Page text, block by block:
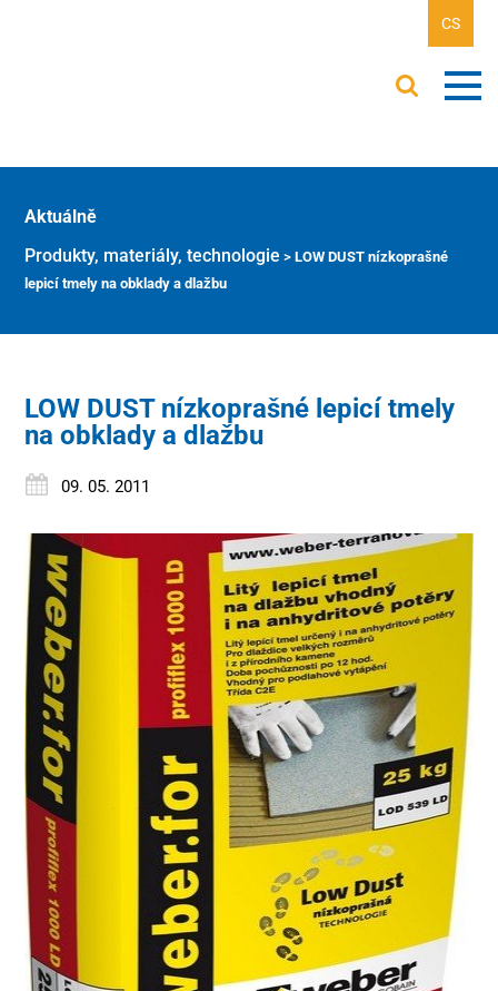
CS
Aktuálně
Produkty, materiály, technologie >LOW DUST nízkoprašné
lepicí tmely na obklady a dlažbu
LOW DUST nízkoprašné lepicí tmely
na obklady a dlažbu
09. 05. 2011